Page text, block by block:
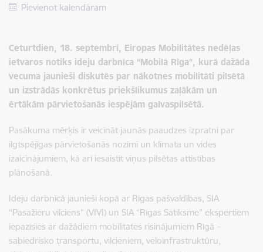
Pievienot kalendāram
Ceturtdien, 18. septembrī, Eiropas Mobilitātes nedēļas
ietvaros notiks ideju darbnīca “Mobilā Rīga”, kurā dažāda
vecuma jaunieši diskutēs par nākotnes mobilitāti pilsētā
un izstrādās konkrētus priekšlikumus zaļākām un
ērtākām pārvietošanās iespējām galvaspilsētā.
Pasākuma mērķis ir veicināt jaunās paaudzes izpratni par
ilgtspējīgas pārvietošanās nozīmi un klimata un vides
izaicinājumiem, kā arī iesaistīt viņus pilsētas attīstības
plānošanā.
Ideju darbnīcā jaunieši kopā ar Rīgas pašvaldības, SIA
“Pasažieru vilciens” (VIVI) un SIA “Rīgas Satiksme” ekspertiem
iepazīsies ar dažādiem mobilitātes risinājumiem Rīgā –
sabiedrisko transportu, vilcieniem, veloinfrastruktūru,